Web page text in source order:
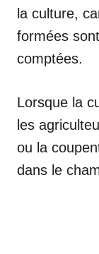
la culture,
formées
comptées.
Lorsque la
les
ou la
dans le